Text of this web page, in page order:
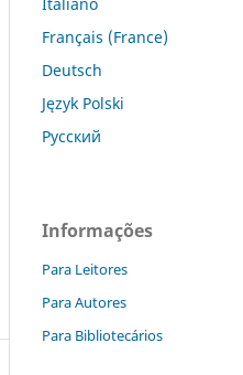
Français (France)
Deutsch
Język Polski
Русский
Informações
Para Leitores
Para Autores
Para Bibliotecários